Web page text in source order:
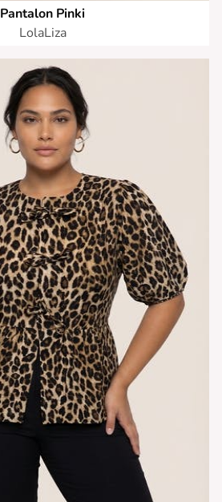
Pantalon Pinki
LolaLiza